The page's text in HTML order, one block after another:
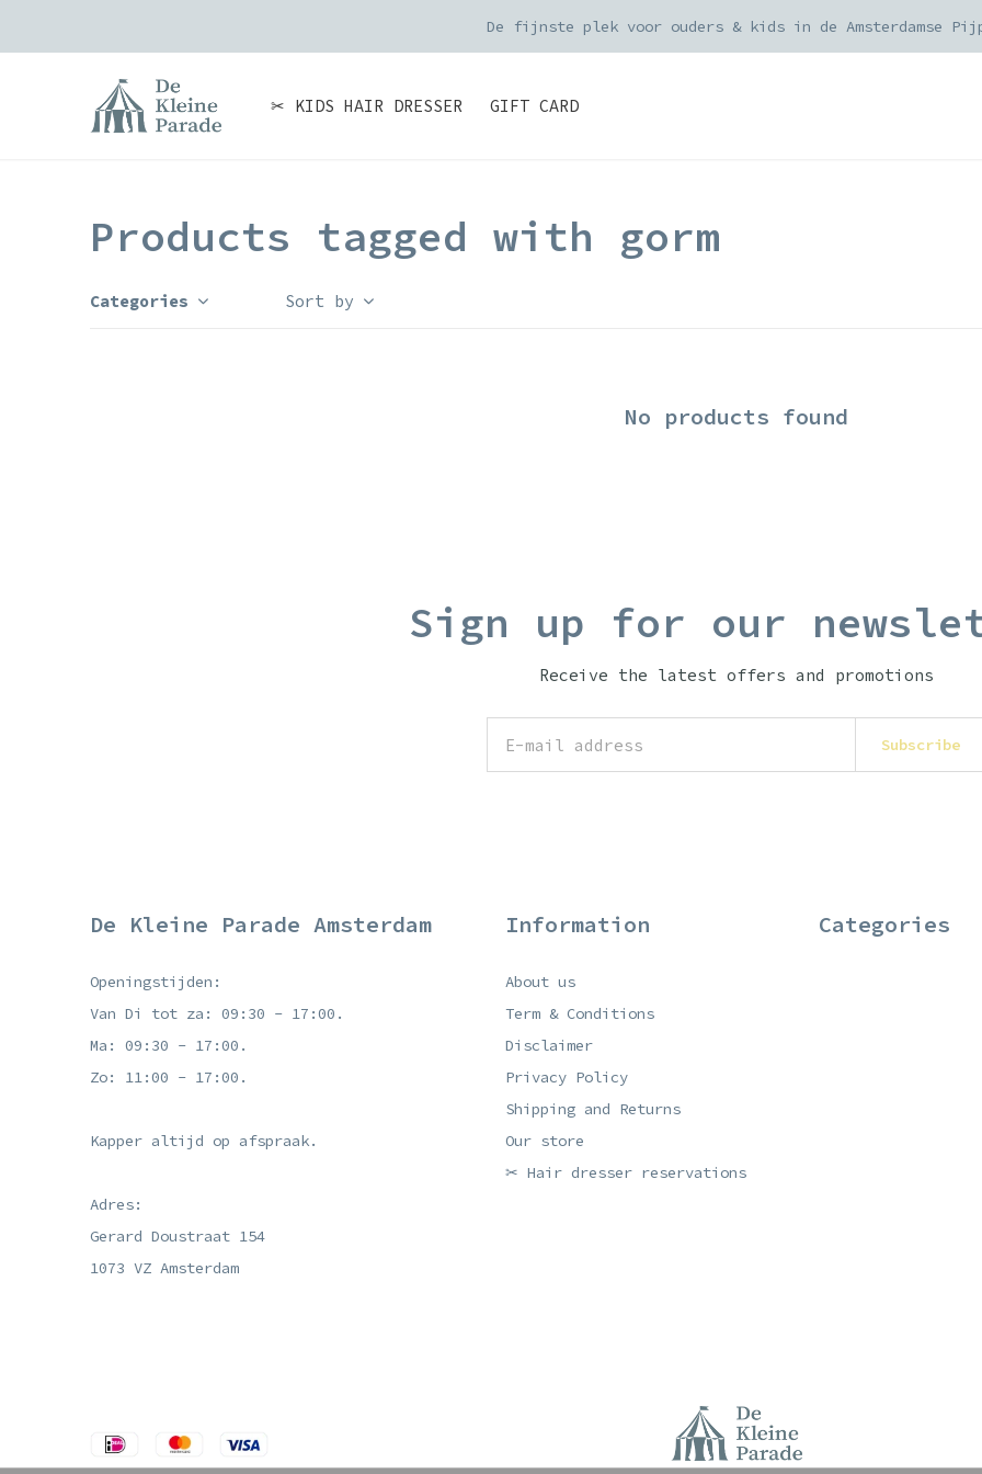
✂ KIDS HAIR DRESSER GIFT CARD
De fijnste plek voor ouders & kids in de Amsterdamse
Products tagged with gorm
Categories Sort by
No products found
Sign up for our
Receive the latest offers and promotions
Subscribe
De Kleine Parade Amsterdam
Openingstijden:
Van Di tot za: 09:30 - 17:00.
Ma: 09:30 - 17:00.
Zo: 11:00 - 17:00.
Kapper altijd op afspraak.
Adres:
Gerard Doustraat 154
1073 VZ Amsterdam
Information
About us
Term & Conditions
Disclaimer
Privacy Policy
Shipping and Returns
Our store
✂ Hair dresser reservations
Categories